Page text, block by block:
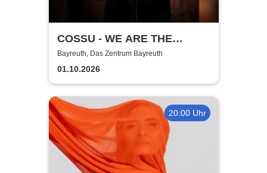
COSSU - WE ARE THE
GERMANS - Stand-Up
Comedy
Bayreuth, Das Zentrum Bayreuth
01.10.2026
20:00 Uhr